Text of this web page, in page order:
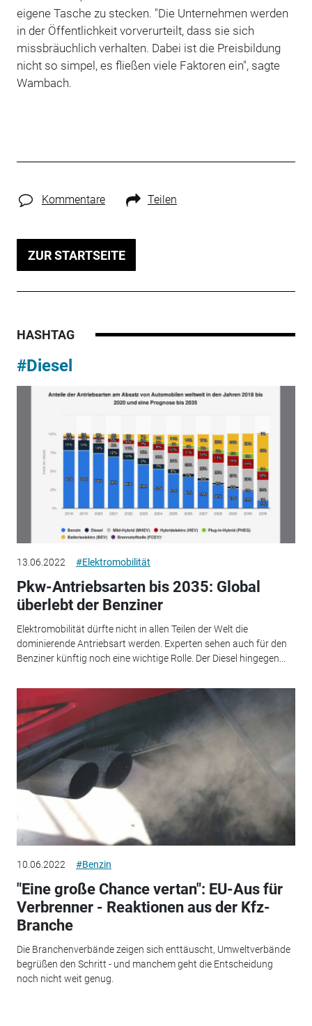
eigene Tasche zu stecken. "Die Unternehmen werden
in der Öffentlichkeit vorverurteilt, dass sie sich
missbräuchlich verhalten. Dabei ist die Preisbildung
nicht so simpel, es fließen viele Faktoren ein", sagte
Wambach.
Kommentare Teilen
ZUR STARTSEITE
HASHTAG
#Diesel
13.06.2022 #Elektromobilität
Pkw-Antriebsarten bis 2035: Global
überlebt der Benziner
Elektromobilität dürfte nicht in allen Teilen der Welt die
dominierende Antriebsart werden. Experten sehen auch für den
Benziner künftig noch eine wichtige Rolle. Der Diesel hingegen...
10.06.2022 #Benzin
"Eine große Chance vertan": EU-Aus für
Verbrenner - Reaktionen aus der Kfz-
Branche
Die Branchenverbände zeigen sich enttäuscht, Umweltverbände
begrüßen den Schritt - und manchem geht die Entscheidung
noch nicht weit genug.